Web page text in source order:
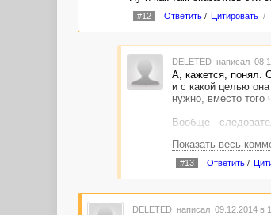
#12 Ответить/ Цитировать /
DELETED написал
А, кажется, понял.
и с какой целью
нужно, вместо того
Вообще -
"Жертва могла быть
Ну то есть в
вызывать?
Показать весь
#13 Ответить/
DELETED написал 09.12.2014 в